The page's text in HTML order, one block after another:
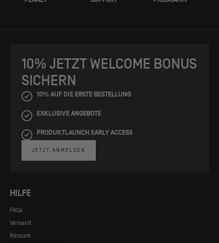
HILFE
FAQs
Versand
Retoure
10% JETZT WELCOME BONUS
SICHERN
10% AUF DIE ERSTE BESTELLUNG
EXKLUSIVE ANGEBOTE
PRODUKTLAUNCH EARLY ACCESS
JETZT ANMELDEN